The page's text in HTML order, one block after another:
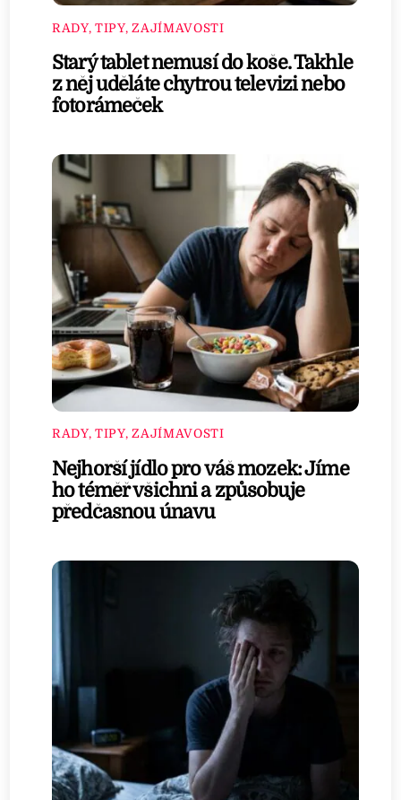
RADY, TIPY, ZAJÍMAVOSTI
Starý tablet nemusí do koše. Takhle
z něj uděláte chytrou televizi nebo
fotorámeček
RADY, TIPY, ZAJÍMAVOSTI
Nejhorší jídlo pro váš mozek: Jíme
ho téměř všichni a způsobuje
předčasnou únavu